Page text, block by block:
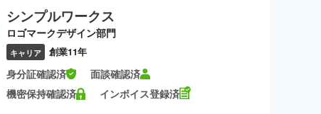
シンプルワークス
ロゴマークデザイン部門
キャリア 創業11年
身分証確認済
面談確認済
機密保持確認済
インボイス登録済